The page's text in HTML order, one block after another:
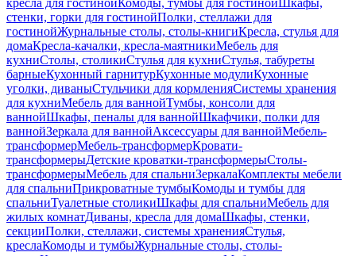
кресла для гостинойКомоды, тумбы для гостинойШкафы,
стенки, горки для гостинойПолки, стеллажи для
гостинойЖурнальные столы, столы-книгиКресла, стулья для
домаКресла-качалки, кресла-маятникиМебель для
кухниСтолы, столикиСтулья для кухниСтулья, табуреты
барныеКухонный гарнитурКухонные модулиКухонные
уголки, диваныСтульчики для кормленияСистемы хранения
для кухниМебель для ваннойТумбы, консоли для
ваннойШкафы, пеналы для ваннойШкафчики, полки для
ваннойЗеркала для ваннойАксессуары для ваннойМебель-
трансформерМебель-трансформерКровати-
трансформерыДетские кроватки-трансформерыСтолы-
трансформерыМебель для спальниЗеркалаКомплекты мебели
для спальниПрикроватные тумбыКомоды и тумбы для
спальниТуалетные столикиШкафы для спальниМебель для
жилых комнатДиваны, кресла для домаШкафы, стенки,
секцииПолки, стеллажи, системы храненияСтулья,
креслаКомоды и тумбыЖурнальные столы, столы-